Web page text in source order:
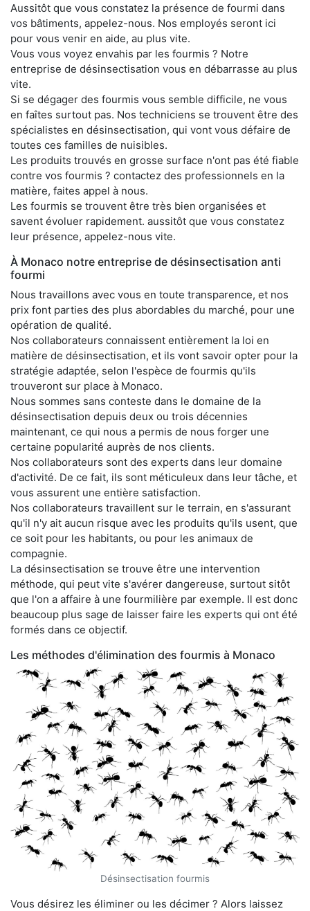
Aussitôt que vous constatez la présence de fourmi dans
vos bâtiments, appelez-nous. Nos employés seront ici
pour vous venir en aide, au plus vite.
Vous vous voyez envahis par les fourmis ? Notre
entreprise de désinsectisation vous en débarrasse au plus
vite.
Si se dégager des fourmis vous semble difficile, ne vous
en faîtes surtout pas. Nos techniciens se trouvent être des
spécialistes en désinsectisation, qui vont vous défaire de
toutes ces familles de nuisibles.
Les produits trouvés en grosse surface n'ont pas été fiable
contre vos fourmis ? contactez des professionnels en la
matière, faites appel à nous.
Les fourmis se trouvent être très bien organisées et
savent évoluer rapidement. aussitôt que vous constatez
leur présence, appelez-nous vite.
À Monaco notre entreprise de désinsectisation anti
fourmi
Nous travaillons avec vous en toute transparence, et nos
prix font parties des plus abordables du marché, pour une
opération de qualité.
Nos collaborateurs connaissent entièrement la loi en
matière de désinsectisation, et ils vont savoir opter pour la
stratégie adaptée, selon l'espèce de fourmis qu'ils
trouveront sur place à Monaco.
Nous sommes sans conteste dans le domaine de la
désinsectisation depuis deux ou trois décennies
maintenant, ce qui nous a permis de nous forger une
certaine popularité auprès de nos clients.
Nos collaborateurs sont des experts dans leur domaine
d'activité. De ce fait, ils sont méticuleux dans leur tâche, et
vous assurent une entière satisfaction.
Nos collaborateurs travaillent sur le terrain, en s'assurant
qu'il n'y ait aucun risque avec les produits qu'ils usent, que
ce soit pour les habitants, ou pour les animaux de
compagnie.
La désinsectisation se trouve être une intervention
méthode, qui peut vite s'avérer dangereuse, surtout sitôt
que l'on a affaire à une fourmilière par exemple. Il est donc
beaucoup plus sage de laisser faire les experts qui ont été
formés dans ce objectif.
Les méthodes d'élimination des fourmis à Monaco
Désinsectisation fourmis
Vous désirez les éliminer ou les décimer ? Alors laissez